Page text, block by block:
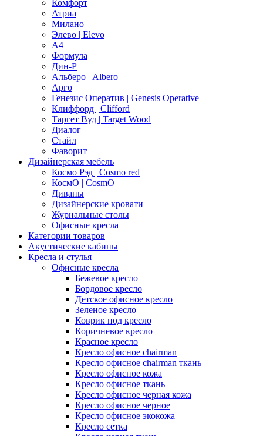
Комфорт
Атриа
Милано
Элево | Elevo
А4
Формула
Дин-Р
Альберо | Albero
Арго
Генезис Оператив | Genesis Operative
Клиффорд | Clifford
Таргет Вуд | Target Wood
Диалог
Стайл
Фаворит
Дизайнерская мебель
Космо Рэд | Cosmo red
КосмО | CosmO
Диваны
Дизайнерские кровати
Журнальные столы
Офисные кресла
Категории товаров
Акустические кабины
Кресла и стулья
Офисные кресла
Бежевое кресло
Бордовое кресло
Детское офисное кресло
Зеленое кресло
Коврик под кресло
Коричневое кресло
Красное кресло
Кресло офисное chairman
Кресло офисное chairman ткань
Кресло офисное кожа
Кресло офисное ткань
Кресло офисное черная кожа
Кресло офисное черное
Кресло офисное экокожа
Кресло сетка